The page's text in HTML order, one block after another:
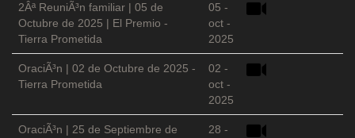
2Âª ReuniÃ³n familiar | 05 de
Octubre de 2025 | El Premio -
Tierra Prometida
05 -
oct -
2025
OraciÃ³n | 02 de Octubre de 2025 -
Tierra Prometida
02 -
oct -
2025
OraciÃ³n | 25 de Septiembre de
28 -